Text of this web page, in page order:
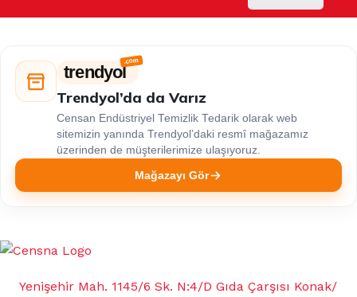
trendyol
Trendyol’da da Varız
Censan Endüstriyel Temizlik Tedarik olarak web
sitemizin yanında Trendyol’daki resmî mağazamız
üzerinden de müşterilerimize ulaşıyoruz.
Mağazayı Gör
Yenişehir Mah. 1145/6 Sk. N:4/D Gıda Çarşısı Konak/